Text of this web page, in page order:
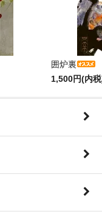
囲炉裏
1,500円(内